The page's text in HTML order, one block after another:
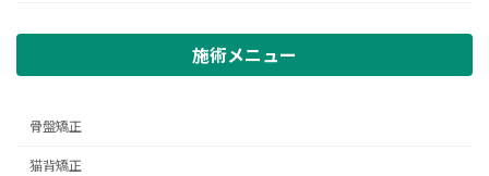
施術メニュー
骨盤矯正
猫背矯正